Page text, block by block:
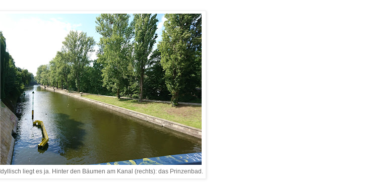
Idyllisch liegt es ja. Hinter den Bäumen am Kanal (rechts): das Prinzenbad.